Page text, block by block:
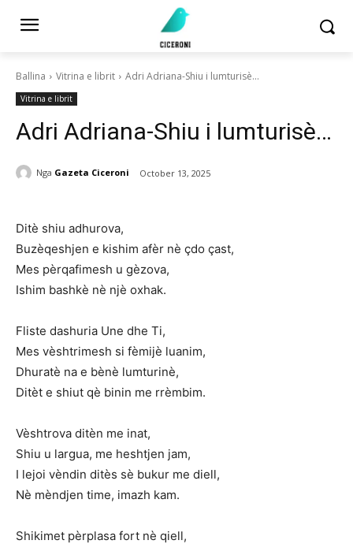
Ballina Vitrina e librit Adri Adriana-Shiu i lumturisè...
Vitrina e librit
Adri Adriana-Shiu i lumturisè…
Nga Gazeta Ciceroni October 13, 2025
Ditè shiu adhurova,
Buzèqeshjen e kishim afèr nè çdo çast,
Mes pèrqafimesh u gèzova,
Ishim bashkè nè njè oxhak.
Fliste dashuria Une dhe Ti,
Mes vèshtrimesh si fèmijè luanim,
Dhuratè na e bènè lumturinè,
Ditèt e shiut qè binin me rrèmbim.
Vèshtrova ditèn me inat,
Shiu u largua, me heshtjen jam,
I lejoi vèndin ditès sè bukur me diell,
Nè mèndjen time, imazh kam.
Shikimet pèrplasa fort nè qiell,